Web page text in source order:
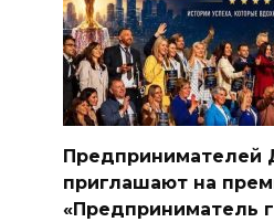
Предпринимателей
приглашают на
«Предприниматель